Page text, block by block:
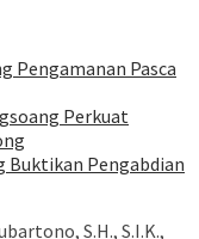
Pengamanan Pasca
Perkuat
Buktikan Pengabdian
S.H., S.I.K.,